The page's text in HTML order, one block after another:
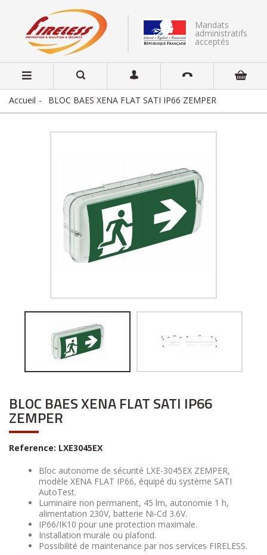
Mandats
administratifs
acceptés
Accueil BLOC BAES XENA FLAT SATI IP66 ZEMPER
BLOC BAES XENA FLAT SATI IP66
ZEMPER
Reference: LXE3045EX
Bloc autonome de sécurité LXE-3045EX ZEMPER,
modèle XENA FLAT IP66, équipé du système SATI
AutoTest.
Luminaire non permanent, 45 lm, autonomie 1 h,
alimentation 230V, batterie Ni-Cd 3.6V.
IP66/IK10 pour une protection maximale.
Installation murale ou plafond.
Possibilité de maintenance par nos services FIRELESS.